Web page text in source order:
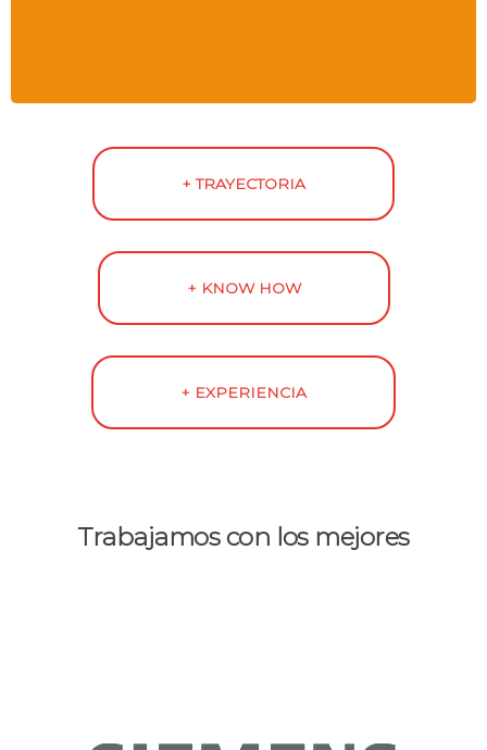
+ TRAYECTORIA
+ KNOW HOW
+ EXPERIENCIA
Trabajamos con los mejores